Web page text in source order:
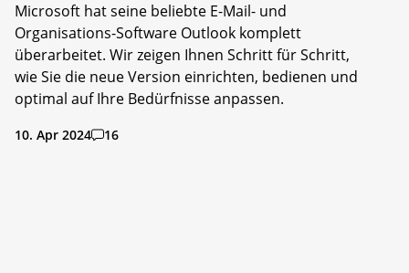
Microsoft hat seine beliebte E-Mail- und
Organisations-Software Outlook komplett
überarbeitet. Wir zeigen Ihnen Schritt für Schritt,
wie Sie die neue Version einrichten, bedienen und
optimal auf Ihre Bedürfnisse anpassen.
10. Apr 2024 16